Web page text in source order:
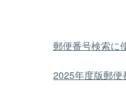
郵便番号検索に
2025年度版郵便